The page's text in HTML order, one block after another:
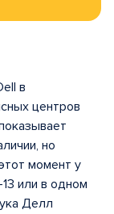
в
центров
но
момент у
или в одном
Делл